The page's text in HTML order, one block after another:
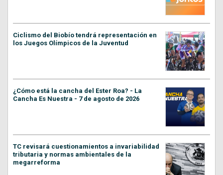
Ciclismo del Biobío tendrá representación en
los Juegos Olímpicos de la Juventud
¿Cómo está la cancha del Ester Roa? - La
Cancha Es Nuestra - 7 de agosto de 2026
TC revisará cuestionamientos a invariabilidad
tributaria y normas ambientales de la
megarreforma